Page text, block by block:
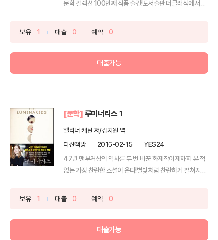
문학 컬렉션 100번째 작품 출간!도서출판 더클래식에서
보유 1 대출 0 예약 0
대출가능
[문학] 루미너리스 1
앨리너 캐턴 저/김지원 역
다산책방
2016-02-15
YES24
47년 맨부커상의 역사를 두 번 바꾼 화제작이제까지 본 적
없는 가장 찬란한 소설이 온다!별빛처럼 찬란하게 펼쳐지는
보유 1 대출 0 예약 0
대출가능